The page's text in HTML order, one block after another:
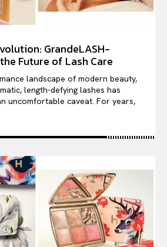
GrandeLASH-
Future of Lash Care
landscape of modern beauty,
length-defying lashes has
uncomfortable caveat. For years,